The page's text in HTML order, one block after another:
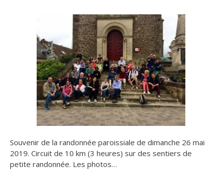
Souvenir de la randonnée paroissiale de dimanche 26 mai
2019. Circuit de 10 km (3 heures) sur des sentiers de
petite randonnée. Les photos…